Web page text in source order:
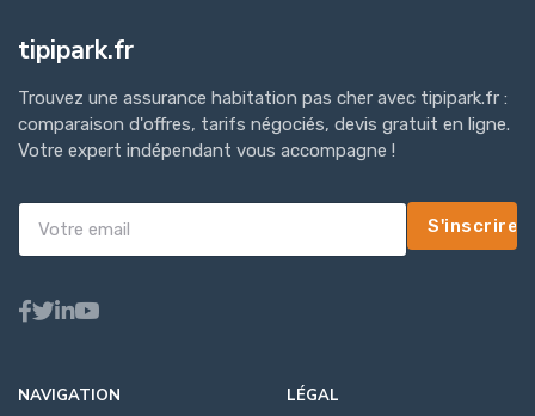
tipipark.fr
Trouvez une assurance habitation pas cher avec tipipark.fr :
comparaison d'offres, tarifs négociés, devis gratuit en ligne.
Votre expert indépendant vous accompagne !
S'inscrire
NAVIGATION LÉGAL